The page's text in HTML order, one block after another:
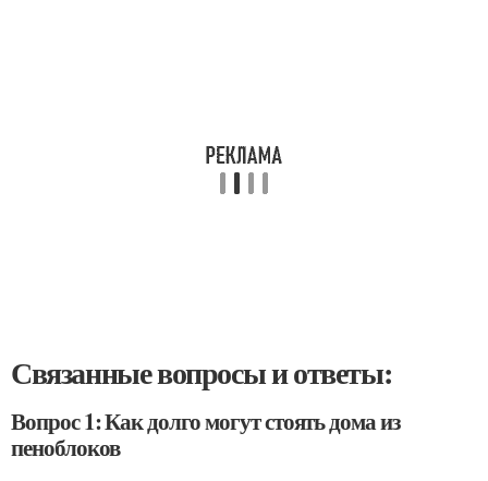
Связанные вопросы и ответы:
Вопрос 1: Как долго могут стоять дома из
пеноблоков